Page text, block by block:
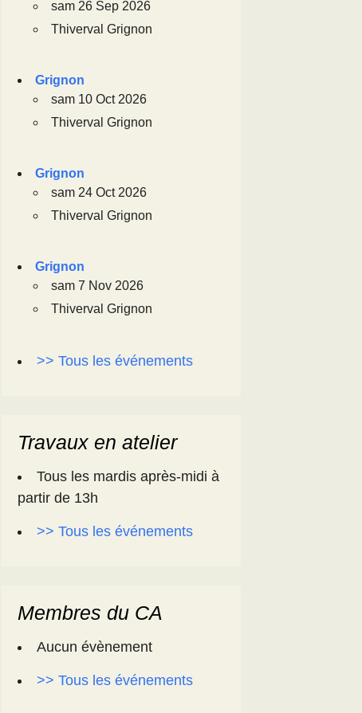
sam 26 Sep 2026
Thiverval Grignon
Grignon
sam 10 Oct 2026
Thiverval Grignon
Grignon
sam 24 Oct 2026
Thiverval Grignon
Grignon
sam 7 Nov 2026
Thiverval Grignon
>> Tous les événements
Travaux en atelier
Tous les mardis après-midi à
partir de 13h
>> Tous les événements
Membres du CA
Aucun évènement
>> Tous les événements